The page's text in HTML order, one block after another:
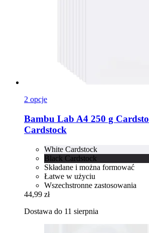
2 opcje
Bambu Lab A4 250 g
Cardstock
White Cardstock
Black Cardstock
Składane i można formować
Łatwe w użyciu
Wszechstronne zastosowania
44,99 zł
Dostawa do 11 sierpnia